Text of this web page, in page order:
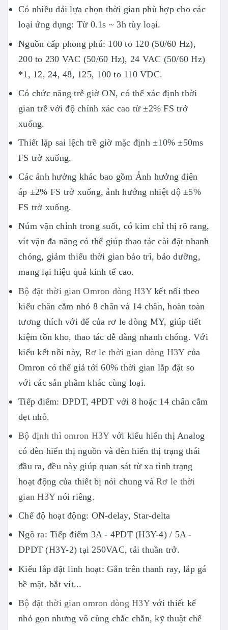
Có nhiều dải lựa chọn thời gian phù hợp cho các
loại ứng dụng: Từ 0.1s ~ 3h tùy loại.
Nguồn cấp phong phú: 100 to 120 (50/60 Hz),
200 to 230 VAC (50/60 Hz), 24 VAC (50/60 Hz)
*1, 12, 24, 48, 125, 100 to 110 VDC.
Có chức năng trễ giờ ON, có thể xác định thời
gian trễ với độ chính xác cao từ ±2% FS trở
xuống.
Thiết lặp sai lệch trề giờ mặc định ±10% ±50ms
FS trở xuống.
Các ảnh hưởng khác bao gồm Ảnh hưởng điện
áp ±2% FS trở xuống, ảnh hưởng nhiệt độ ±5%
FS trở xuống.
Núm vặn chỉnh trong suốt, có kim chỉ thị rõ rang,
vít vặn đa năng có thể giúp thao tác cài đặt nhanh
chóng, giảm thiểu thời gian bảo trì, bảo dưỡng,
mang lại hiệu quả kinh tế cao.
Bộ đặt thời gian Omron dòng H3Ykết nối theo
kiểu chân cắm nhỏ 8 chân và 14 chân, hoàn toàn
tương thích với đế của rơ le dòng MY, giúp tiết
kiệm tồn kho, thao tác dễ dàng nhanh chóng. Với
kiểu kết nồi này, Rơ le thời gian dòng H3Ycủa
Omron có thể giả tới 60% thời gian lắp đặt so
với các sản phầm khác cùng loại.
Tiếp điểm: DPDT, 4PDT với 8 hoặc 14 chân cắm
dẹt nhỏ.
Bộ định thì omron H3Yvới kiểu hiển thị Analog
có đèn hiển thị nguồn và đèn hiển thị trạng thái
đầu ra, đều này giúp quan sát từ xa tình trạng
hoạt động của thiết bị nói chung và Rơ le thời
gian H3Ynói riêng.
Chế độ hoạt động: ON-delay, Star-delta
Ngõ ra: Tiếp điểm 3A - 4PDT (H3Y-4) / 5A -
DPDT (H3Y-2) tại 250VAC, tải thuần trở.
Kiểu lắp đặt linh hoạt: Gắn trên thanh ray, lắp gá
bề mặt. bắt vít...
Bộ đặt thời gian omron dòng H3Yvới thiết kế
nhỏ gọn nhưng vô cùng chắc chắn, kỹ thuật chế